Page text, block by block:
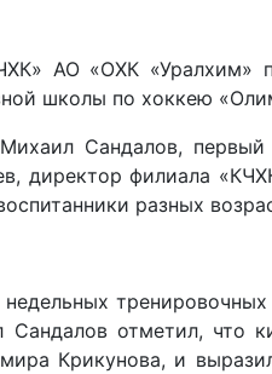
АО «ОХК «Уралхим»
школы по хоккею
Сандалов, первый
директор филиала
разных
отметил, что
Крикунова, и